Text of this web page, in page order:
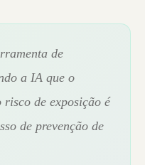
de
a IA que o
de exposição é
de prevenção de